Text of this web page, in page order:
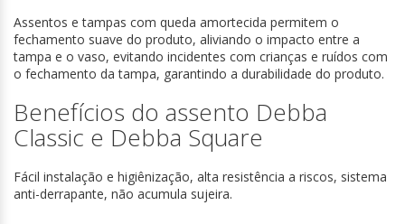
Assentos e tampas com queda amortecida permitem o
fechamento suave do produto, aliviando o impacto entre a
tampa e o vaso, evitando incidentes com crianças e ruídos com
o fechamento da tampa, garantindo a durabilidade do produto.
Benefícios do assento Debba
Classic e Debba Square
Fácil instalação e higiênização, alta resistência a riscos, sistema
anti-derrapante, não acumula sujeira.